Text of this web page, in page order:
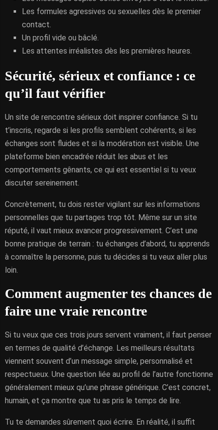
Les formules agressives ou sexuelles dès le premier
contact.
Un profil vide ou bâclé.
Les attentes irréalistes dès les premières heures.
Sécurité, sérieux et confiance : ce
qu’il faut vérifier
Un site de rencontre sérieux doit inspirer confiance. Si tu
t’inscris, regarde si les profils semblent cohérents, si les
échanges sont fluides et si la modération est visible. Une
plateforme bien encadrée réduit les abus et les
comportements gênants, ce qui est essentiel si tu veux
discuter sereinement.
Concrètement, tu dois rester vigilant sur les informations
personnelles que tu partages trop tôt. Même sur un site
réputé, il vaut mieux avancer progressivement. C’est une
bonne pratique de terrain : tu échanges d’abord, tu apprends
à connaître la personne, puis tu décides si tu veux aller plus
loin.
Comment augmenter tes chances de
faire une vraie rencontre
Si tu veux que ces trois jours servent vraiment, il faut penser
en termes de qualité d’échange. Les meilleurs résultats
viennent souvent d’un message simple, personnalisé et
respectueux. Une question liée au profil de l’autre fonctionne
généralement mieux qu’une phrase générique. C’est concret,
humain, et ça montre que tu as pris le temps de lire.
Tu te demandes sûrement quoi écrire. En réalité, il suffit